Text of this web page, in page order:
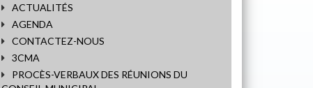
ACTUALITÉS
AGENDA
CONTACTEZ-NOUS
3CMA
PROCÈS-VERBAUX DES RÉUNIONS DU